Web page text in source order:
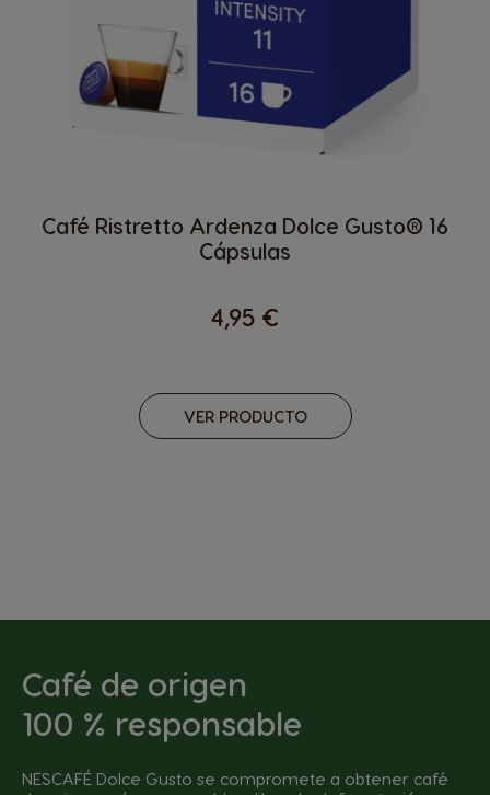
Café Ristretto Ardenza Dolce Gusto® 16
Cápsulas
4,95 €
VER PRODUCTO
Café de origen
100 % responsable
NESCAFÉ Dolce Gusto se compromete a obtener café